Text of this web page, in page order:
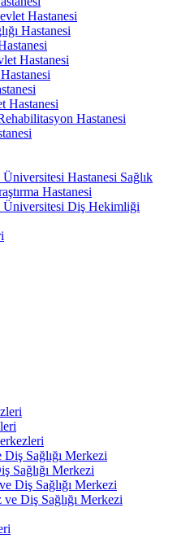
Hastanesi
Hastanesi
Hastanesi
Hastanesi
Hastanesi
Hastanesi Sağlık
Hastanesi
Üniversitesi Diş Hekimliği
Sağlığı Merkezi
Sağlığı Merkezi
Diş Sağlığı Merkezi
Diş Sağlığı Merkezi